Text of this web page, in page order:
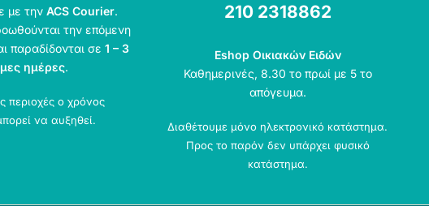
με τηνACS Courier.
την επόμενη
παραδίδονται σε1 – 3
ημέρες.
περιοχές ο χρόνος
να αυξηθεί.
210 2318862
Eshop Οικιακών Ειδών
Καθημερινές, 8.30 το πρωί με 5 το
απόγευμα.
Διαθέτουμε μόνο ηλεκτρονικό κατάστημα.
Προς το παρόν δεν υπάρχει φυσικό
κατάστημα.